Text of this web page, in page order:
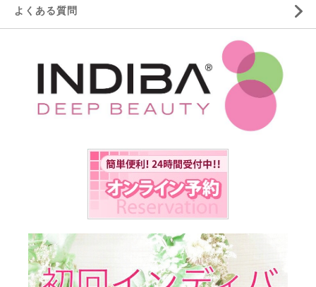
よくある質問